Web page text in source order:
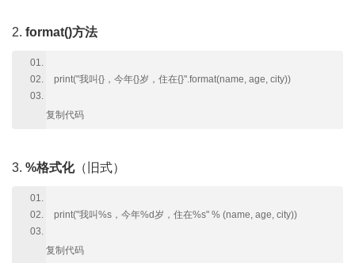
2. format()方法
print("我叫{}，今年{}岁，住在{}".format(name, age, city))
复制代码
3. %格式化（旧式）
print("我叫%s，今年%d岁，住在%s" % (name, age, city))
复制代码